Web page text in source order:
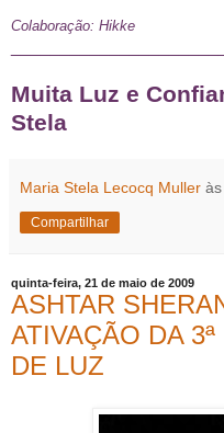
Colaboração: Hikke
Muita Luz e
Stela
Maria Stela Lecocq Muller às
Compartilhar
quinta-feira, 21 de maio de 2009
ASHTAR
ATIVAÇÃO DA
DE LUZ